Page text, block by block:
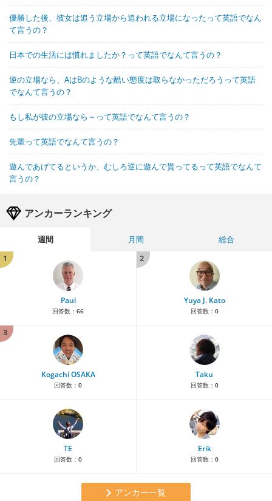
優勝した後、彼女は追う立場から追われる立場になったって英語でなん
て言うの？
日本での生活には慣れましたか？って英語でなんて言うの？
逆の立場なら、AはBのような酷い態度は取らなかっただろうって英語
でなんて言うの？
もし私が彼の立場なら～って英語でなんて言うの？
先輩って英語でなんて言うの？
遊んであげてるというか、むしろ逆に遊んで貰ってるって英語でなんて
言うの？
アンカーランキング
週間 月間
総合
1
Paul
回答数： 66
2
Yuya J. Kato
回答数： 0
3
Kogachi OSAKA
回答数： 0
Taku
回答数： 0
TE
回答数： 0
Erik
回答数： 0
アンカー一覧